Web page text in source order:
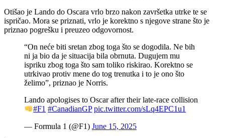
Otišao je Lando do Oscara vrlo brzo nakon završetka utrke te se
ispričao. Mora se priznati, vrlo je korektno s njegove strane što je
priznao pogrešku i preuzeo odgovornost.
“On neće biti sretan zbog toga što se dogodila. Ne bih
ni ja bio da je situacija bila obrnuta. Dugujem mu
ispriku zbog toga što sam toliko riskirao. Korektno se
utrkivao protiv mene do tog trenutka i to je ono što
želimo”, priznao je Norris.
Lando apologises to Oscar after their late-race collision
#F1 #CanadianGP pic.twitter.com/sLq4EPC1u1
— Formula 1 (@F1) June 15, 2025